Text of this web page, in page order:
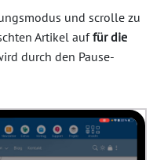
und scrolle zu
Artikel auffür die
durch den Pause-